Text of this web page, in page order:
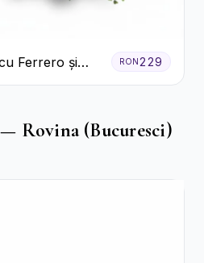
Ferrero și
RON 229
Rovina (Bucuresci)